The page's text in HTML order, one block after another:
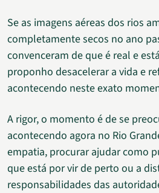
Se as imagens aéreas dos rios
completamente secos no ano
convenceram de que é real e
proponho desacelerar a vida e
acontecendo neste exato
A rigor, o momento é de se
acontecendo agora no Rio
empatia, procurar ajudar como
que está por vir de perto ou a
responsabilidades das